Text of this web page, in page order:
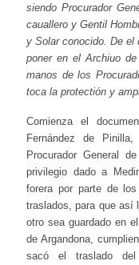
siendo Procurador
cauallero y Gentil
y Solar conocido. De el
poner en el Archiuo
manos de los
toca la protectión y
Comienza el
Fernández de
Procurador General
privilegio dado a
forera por parte de
traslados, para que así
otro sea guardado en
de Argandona,
sacó el traslado del